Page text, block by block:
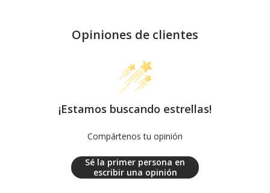
Opiniones de clientes
¡Estamos buscando estrellas!
Compártenos tu opinión
Sé la primer persona en
escribir una opinión